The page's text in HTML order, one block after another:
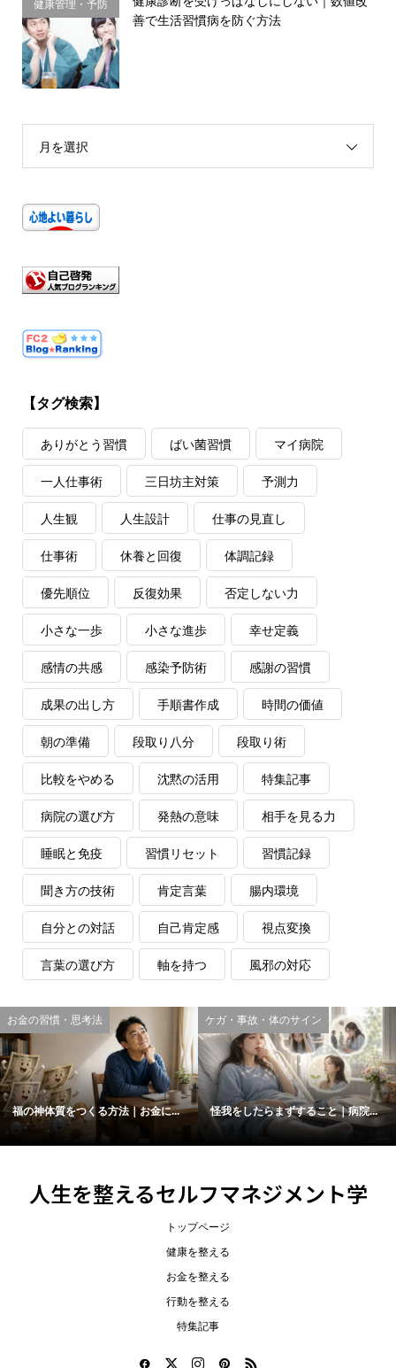
健康管理・予防
善で生活習慣病を防ぐ方法
月を選択
【タグ検索】
ありがとう習慣 ばい菌習慣 マイ病院
一人仕事術 三日坊主対策 予測力
人生観 人生設計 仕事の見直し
仕事術 休養と回復 体調記録
優先順位 反復効果 否定しない力
小さな一歩 小さな進歩 幸せ定義
感情の共感 感染予防術 感謝の習慣
成果の出し方 手順書作成 時間の価値
朝の準備 段取り八分 段取り術
比較をやめる 沈黙の活用 特集記事
病院の選び方 発熱の意味 相手を見る力
睡眠と免疫 習慣リセット 習慣記録
聞き方の技術 肯定言葉 腸内環境
自分との対話 自己肯定感 視点変換
言葉の選び方 軸を持つ 風邪の対応
お金の習慣・思考法
福の神体質をつくる方法｜お金に...
ケガ・事故・体のサイン
怪我をしたらまずすること｜病院...
人生を整えるセルフマネジメント学
トップページ
健康を整える
お金を整える
行動を整える
特集記事